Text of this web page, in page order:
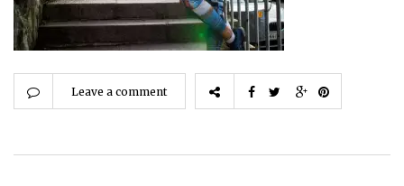
Leave a comment